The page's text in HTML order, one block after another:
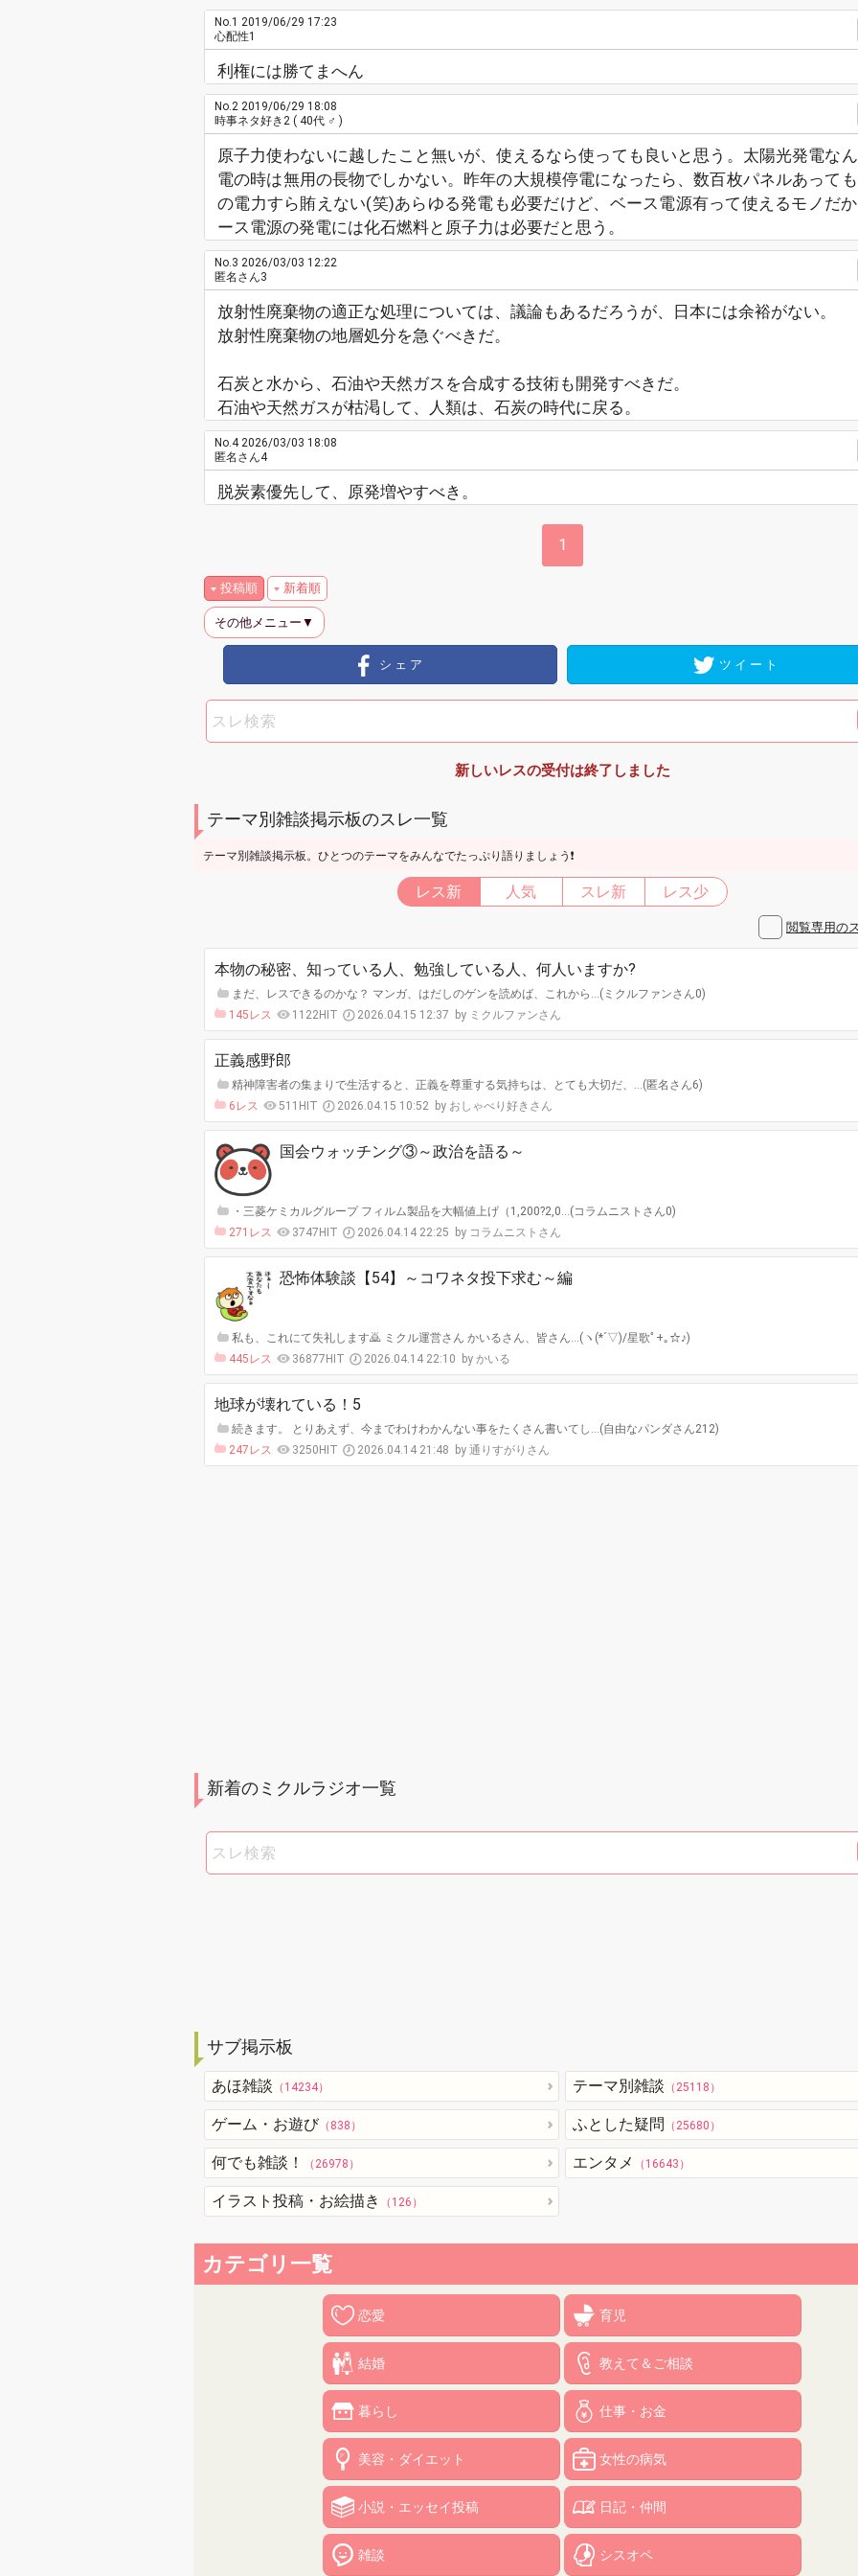
No.1 2019/06/29 17:23
心配性1
利権には勝てまへん
No.2 2019/06/29 18:08
時事ネタ好き2 ( 40代 ♂ )
原子力使わないに越したこと無いが、使えるなら使っても良いと思う。太陽光発電な
電の時は無用の長物でしかない。昨年の大規模停電になったら、数百枚パネルあって
の電力すら賄えない(笑)あらゆる発電も必要だけど、ベース電源有って使えるモノだ
ース電源の発電には化石燃料と原子力は必要だと思う。
No.3 2026/03/03 12:22
匿名さん3
放射性廃棄物の適正な処理については、議論もあるだろうが、日本には余裕がない。
放射性廃棄物の地層処分を急ぐべきだ。
石炭と水から、石油や天然ガスを合成する技術も開発すべきだ。
石油や天然ガスが枯渇して、人類は、石炭の時代に戻る。
No.42026/03/03 18:08
匿名さん4
脱炭素優先して、原発増やすべき。
1
投稿順 新着順
その他メニュー▼
シェア ツイート
新しいレスの受付は終了しました
テーマ別雑談掲示板のスレ一覧
テーマ別雑談掲示板。ひとつのテーマをみんなでたっぷり語りましょう❗
レス新 人気 スレ新 レス少
閲覧専用の
本物の秘密、知っている人、勉強している人、何人いますか?
まだ、レスできるのかな？ マンガ、はだしのゲンを読めば、これから…(ミクルファンさん0)
145レス
1122HIT 2026.04.15 12:37 ミクルファンさん
正義感野郎
精神障害者の集まりで生活すると、正義を尊重する気持ちは、とても大切だ、…(匿名さん6)
6レス
511HIT 2026.04.15 10:52 おしゃべり好きさん
国会ウォッチング③～政治を語る～
・三菱ケミカルグループ フィルム製品を大幅値上げ（1,200?2,0…(コラムニストさん0)
271レス
3747HIT 2026.04.14 22:25 コラムニストさん
恐怖体験談【54】～コワネタ投下求む～編
私も、これにて失礼します🙇 ミクル運営さん かいるさん、皆さん…(ヽ(*´▽)/星歌ﾟ+｡☆♪)
445レス
36877HIT 2026.04.14 22:10 かいる
地球が壊れている！5
続きます。 とりあえず、今までわけわかんない事をたくさん書いてし…(自由なパンダさん212)
247レス
3250HIT 2026.04.14 21:48 通りすがりさん
新着のミクルラジオ一覧
サブ掲示板
あほ雑談 （14234） テーマ別雑談 （25118）
ゲーム・お遊び （838） ふとした疑問 （25680）
何でも雑談！ （26978） エンタメ （16643）
イラスト投稿・お絵描き （126）
カテゴリ一覧
恋愛 育児
結婚 教えて＆ご相談
暮らし 仕事・お金
美容・ダイエット 女性の病気
小説・エッセイ投稿 日記・仲間
雑談 シスオペ